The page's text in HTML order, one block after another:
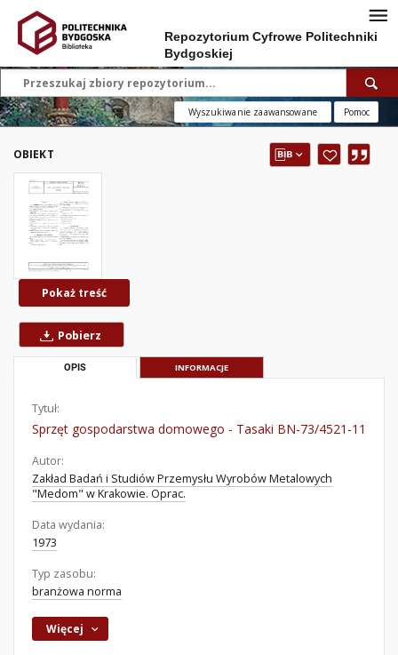
Repozytorium Cyfrowe Politechniki
Bydgoskiej
Wyszukiwanie zaawansowane Pomoc
OBIEKT
Pokaż treść
Pobierz
OPIS INFORMACJE
Tytuł:
Sprzęt gospodarstwa domowego - Tasaki BN-73/4521-11
Autor:
Zakład Badań i Studiów Przemysłu Wyrobów Metalowych
"Medom" w Krakowie. Oprac.
Data wydania:
1973
Typ zasobu:
branżowa norma
Więcej